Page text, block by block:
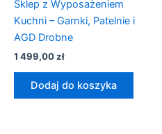
Sklep z Wyposażeniem
Kuchni – Garnki, Patelnie i
AGD Drobne
1 499,00zł
Dodaj do koszyka